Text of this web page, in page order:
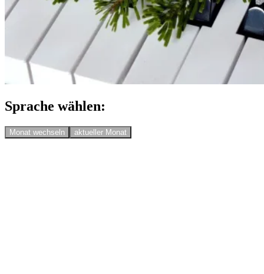
Sprache wählen:
Monat wechseln aktueller Monat